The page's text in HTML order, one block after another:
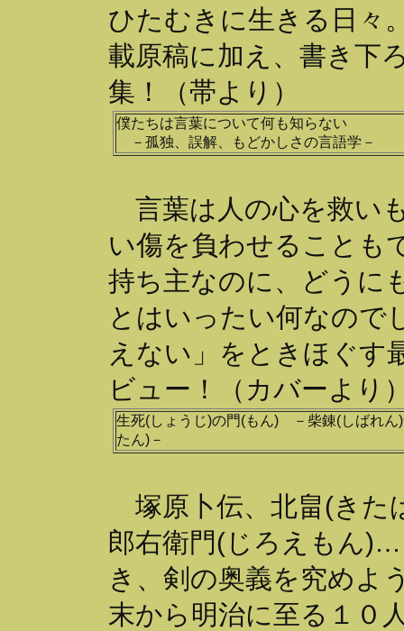
ひたむきに生きる日々
載原稿に加え、書き下
集！（帯より）
僕たちは言葉について何も知らない
－孤独、誤解、もどかしさの言語学－
言葉は人の心を救い
い傷を負わせることも
持ち主なのに、どうに
とはいったい何なので
えない」をときほぐす
ビュー！（カバーより
生死(しょうじ)の門(もん) －柴錬(しばれん
たん)－
塚原卜伝、北畠(きた
郎右衛門(じろえもん
き、剣の奥義を究めよ
末から明治に至る１０